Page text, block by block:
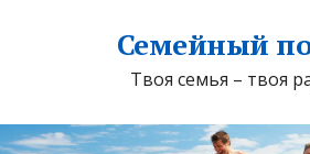
Семейный
Твоя семья – твоя